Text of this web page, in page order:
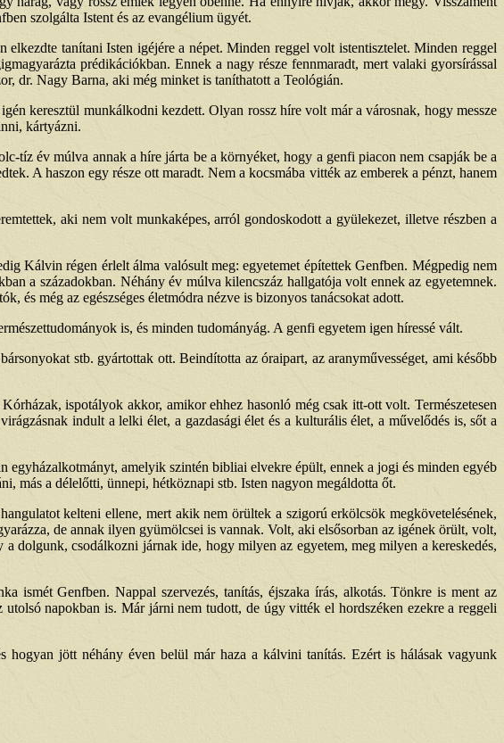
szolgálta Istent és az evangélium ügyét.
tanítani Isten igéjére a népet. Minden reggel volt istentisztelet. Minden reggel
prédikációkban. Ennek a nagy része fennmaradt, mert valaki gyorsírással
dr. Nagy Barna, aki még minket is taníthatott a Teológián.
keresztül munkálkodni kezdett. Olyan rossz híre volt már a városnak, hogy messze
kártyázni.
tíz év múlva annak a híre járta be a környéket, hogy a genfi piacon nem csapják be a
A haszon egy része ott maradt. Nem a kocsmába vitték az emberek a pénzt, hanem
aki nem volt munkaképes, arról gondoskodott a gyülekezet, illetve részben a
Kálvin régen érlelt álma valósult meg: egyetemet építettek Genfben. Mégpedig nem
a századokban. Néhány év múlva kilencszáz hallgatója volt ennek az egyetemnek.
és még az egészséges életmódra nézve is bizonyos tanácsokat adott.
is, és minden tudományág. A genfi egyetem igen híressé vált.
stb. gyártottak ott. Beindította az óraipart, az aranyművességet, ami később
ispotályok akkor, amikor ehhez hasonló még csak itt-ott volt. Természetesen
indult a lelki élet, a gazdasági élet és a kulturális élet, a művelődés is, sőt a
amelyik szintén bibliai elvekre épült, ennek a jogi és minden egyéb
más a délelőtti, ünnepi, hétköznapi stb. Isten nagyon megáldotta őt.
kelteni ellene, mert akik nem örültek a szigorú erkölcsök megkövetelésének,
de annak ilyen gyümölcsei is vannak. Volt, aki elsősorban az igének örült, volt,
dolgunk, csodálkozni járnak ide, hogy milyen az egyetem, meg milyen a kereskedés,
ismét Genfben. Nappal szervezés, tanítás, éjszaka írás, alkotás. Tönkre is ment az
napokban is. Már járni nem tudott, de úgy vitték el hordszéken ezekre a reggeli
jött néhány éven belül már haza a kálvini tanítás. Ezért is hálásak vagyunk